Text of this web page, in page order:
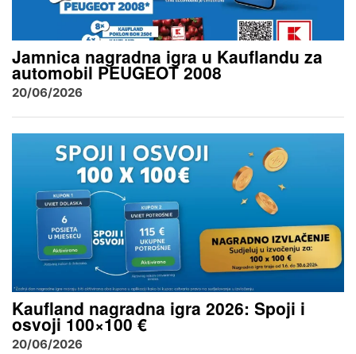
Jamnica nagradna igra u Kauflandu za
automobil PEUGEOT 2008
20/06/2026
Kaufland nagradna igra 2026: Spoji i
osvoji 100×100 €
20/06/2026